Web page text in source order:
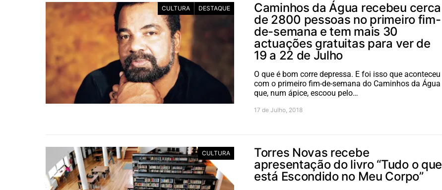
CULTURA DESTAQUE
Caminhos da Água recebeu cerca
de 2800 pessoas no primeiro fim-
de-semana e tem mais 30
actuações gratuitas para ver de
19 a 22 de Julho
O que é bom corre depressa. E foi isso que aconteceu
com o primeiro fim-de-semana do Caminhos da Água
que, num ápice, escoou pelo…
17 de Julho, 2018
CULTURA
Torres Novas recebe
apresentação do livro “Tudo o que
está Escondido no Meu Corpo”